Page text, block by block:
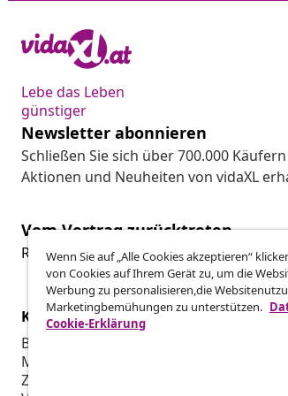
Lebe das Leben
günstiger
Newsletter abonnieren
Schließen Sie sich über 700.000
Aktionen und Neuheiten von vidaXL
Vom Vertrag zurücktreten
Reiche einen Widerrufsantrag für
Kundenservice
Bestellung verfolgen
Mein Konto
Zahlung
Wenn Sie auf „Alle Cookies akzeptieren“
von Cookies auf Ihrem Gerät zu, um die
Werbung zu personalisieren,die
Marketingbemühungen zu unterstützen.
Cookie-Erklärung